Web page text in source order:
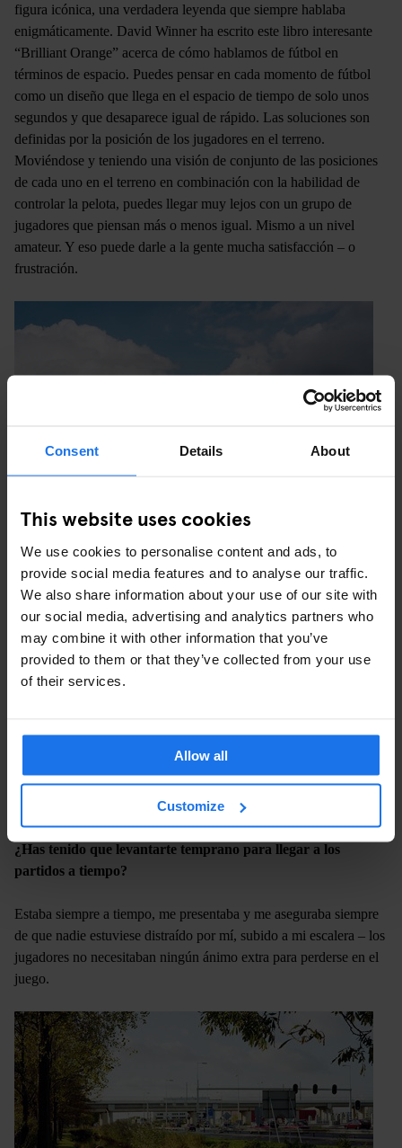
Consent Details About
This website uses cookies
We use cookies to personalise content and ads, to
provide social media features and to analyse our traffic.
We also share information about your use of our site with
our social media, advertising and analytics partners who
may combine it with other information that you’ve
provided to them or that they’ve collected from your use
of their services.
Allow all
Customize
figura icónica, una verdadera leyenda que siempre hablaba
enigmáticamente. David Winner ha escrito este libro interesante
“Brilliant Orange” acerca de cómo hablamos de fútbol en
términos de espacio. Puedes pensar en cada momento de fútbol
como un diseño que llega en el espacio de tiempo de solo unos
segundos y que desaparece igual de rápido. Las soluciones son
definidas por la posición de los jugadores en el terreno.
Moviéndose y teniendo una visión de conjunto de las posiciones
de cada uno en el terreno en combinación con la habilidad de
controlar la pelota, puedes llegar muy lejos con un grupo de
jugadores que piensan más o menos igual. Mismo a un nivel
amateur. Y eso puede darle a la gente mucha satisfacción – o
frustración.
FOTO DE “DUTCH FIELDS” CORTESÍA DE HANS VAN
DER MEER
¿Hay algo que hayas visto cuando fotografiabas que no
puedas olvidar? ¿Ya sean historias graciosas, reconfortantes,
extrañas o depresivas?
partidos acerca de situaciones legendarias de sus pasados, una
manera muy autentica de reunir una historia oral. El fútbol está
muy presente en la memoria de la gente cuando jugaron en algún
¿Has tenido que levantarte temprano para llegar a los
partidos a tiempo?
Estaba siempre a tiempo, me presentaba y me aseguraba siempre
de que nadie estuviese distraído por mí, subido a mi escalera – los
jugadores no necesitaban ningún ánimo extra para perderse en el
juego.